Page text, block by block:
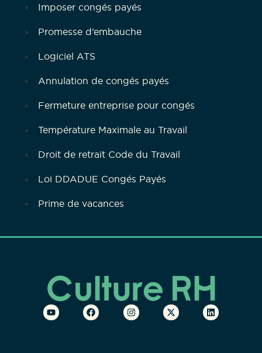
Imposer congés payés
Promesse d’embauche
Logiciel ATS
Annulation de congés payés
Fermeture entreprise pour congés
Température Maximale au Travail
Droit de retrait Code du Travail
Loi DDADUE Congés Payés
Prime de vacances